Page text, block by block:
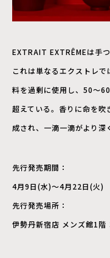
EXTRAIT EXTRÊMEは手
これは単なるエクストレ
料を過剰に使用し、50～
超えている。香りに命を
成され、一滴一滴がより深
先行発売期間：
4月9日(水)～4月22日(火)
先行発売場所：
伊勢丹新宿店 メンズ館1階